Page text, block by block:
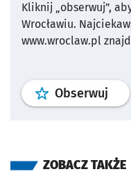
Kliknij „obserwuj”,
Wrocławiu.
www.wroclaw.pl
Obserwuj profil
ZOBACZ TAKŻE